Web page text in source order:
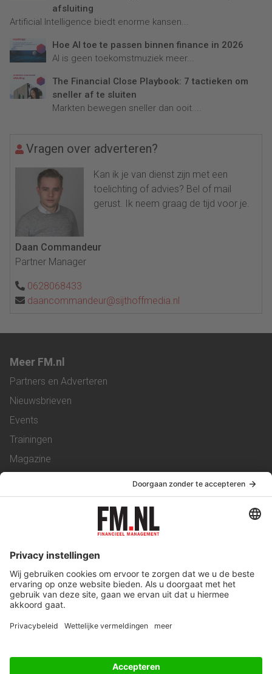
afsluiting
Artificial Intelligence biedt enorme kansen...
Hoe AI toe te passen binnen finance in 2026
AI is geen toekomstmuziek meer...
The Financial Close Playbook: 7 tactieken om
sneller af te sluiten
Markten bewegen sneller dan ooit....
Vragen over adverteren?
Kan ik je van dienst zijn met een
toelichting of advies? Bel of mail
gerust. Ik neem graag de tijd voor je.
Daan Commandeur
Partner Manager
0628068433
daancommandeur@sijthoffmedia.nl
Meer FM.nl
Partners en Adverteren
Nieuwsbrieven
Events
Trainingen
Magazine
Service & Contact
Werken bij ons
Privacy Statement
Algemene Voorwaarden